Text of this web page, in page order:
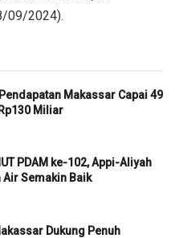
09/2024).
Makassar Capai 49
Miliar
PDAM ke-102, Appi-Aliyah
Air Semakin Baik
Dukung Penuh